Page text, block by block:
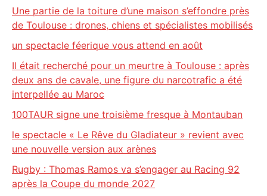
Une partie de la toiture d’une maison s’effondre près
de Toulouse : drones, chiens et spécialistes mobilisés
un spectacle féerique vous attend en août
Il était recherché pour un meurtre à Toulouse : après
deux ans de cavale, une figure du narcotrafic a été
interpellée au Maroc
100TAUR signe une troisième fresque à Montauban
le spectacle « Le Rêve du Gladiateur » revient avec
une nouvelle version aux arènes
Rugby : Thomas Ramos va s’engager au Racing 92
après la Coupe du monde 2027